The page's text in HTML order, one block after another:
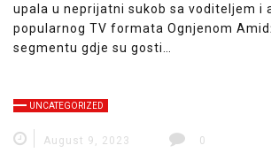
upala u neprijatni sukob sa voditeljem i
popularnog TV formata Ognjenom
segmentu gdje su gosti…
UNCATEGORIZED
August 9, 2023 0